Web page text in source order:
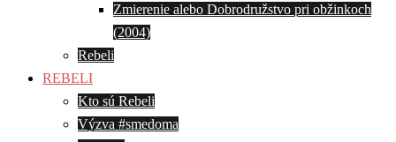
Zmierenie alebo Dobrodružstvo pri obžinkoch
(2004)
Rebeli
REBELI
Kto sú Rebeli
Výzva #smedoma